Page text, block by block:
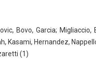
Bovo, Garcia;
Kasami, Hernandez,
(1)